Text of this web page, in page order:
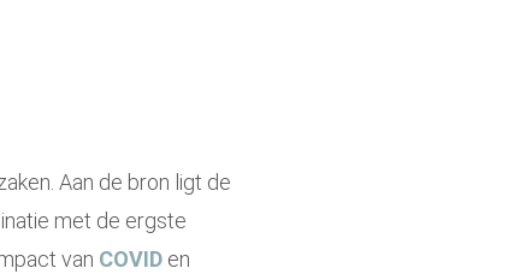
Aan de bron ligt de
met de ergste
van COVID en